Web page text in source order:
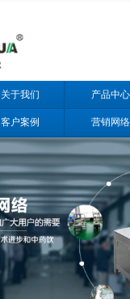
关于我们 产品中心
客户案例 营销网络